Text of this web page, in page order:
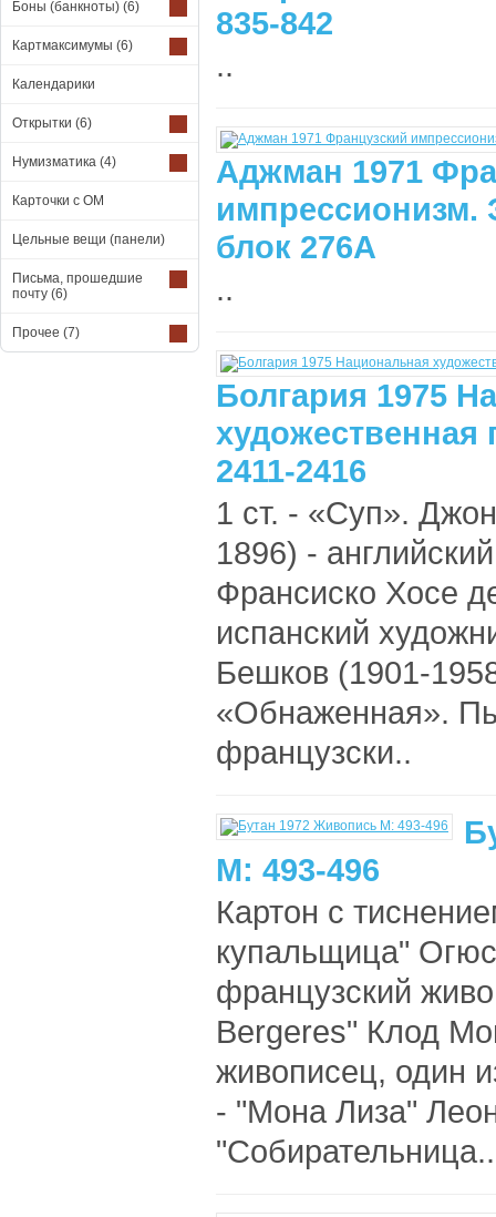
Боны (банкноты) (6)
Картмаксимумы (6)
Календарики
Открытки (6)
Нумизматика (4)
Карточки с ОМ
Цельные вещи (панели)
Письма, прошедшие
почту (6)
Прочее (7)
835-842
..
Аджман 1971
блок 276А
..
Болгария 1975
художественная
2411-2416
1 ст. - «Суп».
1896) -
Франсиско Хосе
испанский
Бешков (1901-
«Обнаженная».
французски..
М: 493-496
Картон с
купальщица"
французский
Bergeres" Клод
живописец, один
- "Мона Лиза"
"Собирательница..